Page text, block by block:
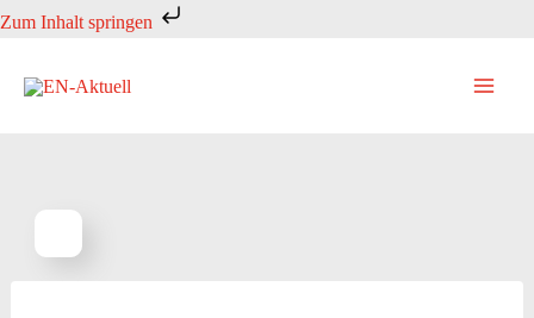
Zum Inhalt springen
Zum
springen